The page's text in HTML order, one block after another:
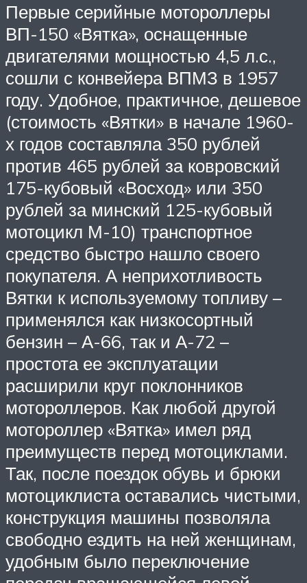
Первые серийные мотороллеры
ВП-150 «Вятка», оснащенные
двигателями мощностью 4,5 л.с.,
сошли с конвейера ВПМЗ в 1957
году. Удобное, практичное, дешевое
(стоимость «Вятки» в начале 1960-
х годов составляла 350 рублей
против 465 рублей за ковровский
175-кубовый «Восход» или 350
рублей за минский 125-кубовый
мотоцикл М-10) транспортное
средство быстро нашло своего
покупателя. А неприхотливость
Вятки к используемому топливу –
применялся как низкосортный
бензин – А-66, так и А-72 –
простота ее эксплуатации
расширили круг поклонников
мотороллеров. Как любой другой
мотороллер «Вятка» имел ряд
преимуществ перед мотоциклами.
Так, после поездок обувь и брюки
мотоциклиста оставались чистыми,
конструкция машины позволяла
свободно ездить на ней женщинам,
удобным было переключение